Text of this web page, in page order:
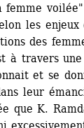
voilée"
les enjeux
des
à travers
et se
leur
que K.